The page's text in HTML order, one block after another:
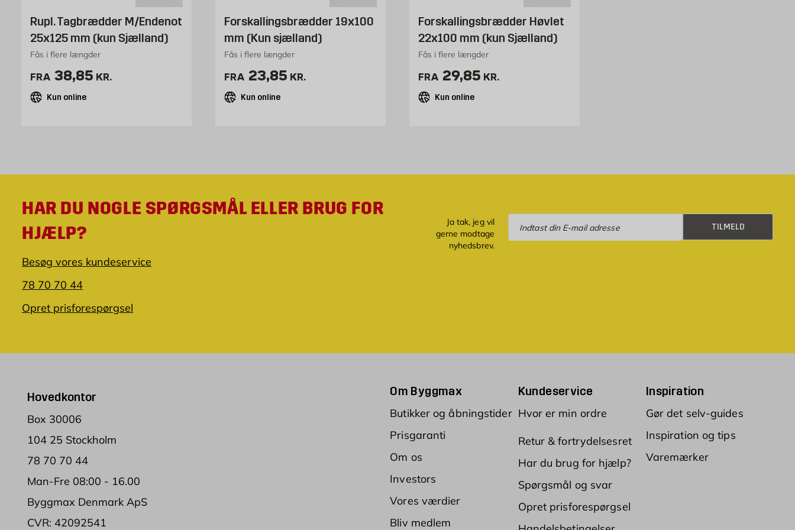
Rupl. Tagbrædder M/Endenot
25x125 mm (kun Sjælland)
Fås i flere længder
FRA Pris 38.85 kr. /stk
38,85 KR.
Kun online
Forskallingsbrædder 19x100
mm (Kun sjælland)
Fås i flere længder
FRA Pris 23.85 kr. /stk
23,85 KR.
Kun online
Forskallingsbrædder Høvlet
22x100 mm (kun Sjælland)
Fås i flere længder
FRA Pris 29.85 kr. /stk
29,85 KR.
Kun online
HAR DU NOGLE SPØRGSMÅL ELLER BRUG FOR
HJÆLP?
Besøg vores kundeservice
78 70 70 44
Opret prisforespørgsel
Ja tak, jeg vil
gerne modtage
nyhedsbrev.
Tilmeld
TILMELD
Hovedkontor
Box 30006
104 25 Stockholm
78 70 70 44
Man-Fre 08:00 - 16.00
Byggmax Denmark ApS
CVR: 42092541
Om Byggmax
Butikker og åbningstider
Prisgaranti
Om os
Investors
Vores værdier
Bliv medlem
Kundeservice
Hvor er min ordre
Retur & fortrydelsesret
Har du brug for hjælp?
Spørgsmål og svar
Opret prisforespørgsel
Inspiration
Gør det selv-guides
Inspiration og tips
Varemærker